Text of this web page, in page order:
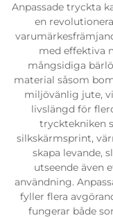
Anpassade tryckta
en
med effektiva
mångsidiga
material såsom
miljövänlig jute,
livslängd för
trycktekniken
silkskärmsprint,
skapa levande,
utseende även
användning.
fyller flera
fungerar både